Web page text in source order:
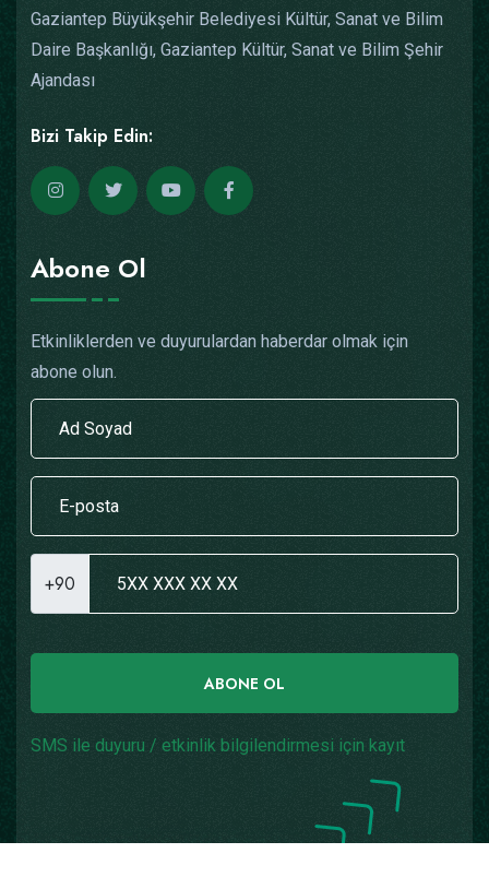
Gaziantep Büyükşehir Belediyesi Kültür, Sanat ve Bilim
Daire Başkanlığı, Gaziantep Kültür, Sanat ve Bilim Şehir
Ajandası
Bizi Takip Edin:
Abone Ol
Etkinliklerden ve duyurulardan haberdar olmak için
abone olun.
+90
ABONE OL
SMS ile duyuru / etkinlik bilgilendirmesi için kayıt